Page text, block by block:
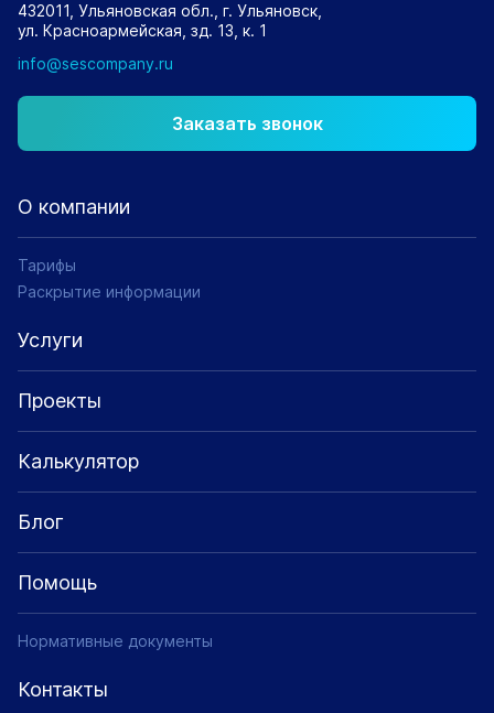
О компании
Тарифы
Раскрытие информации
Услуги
Проекты
Калькулятор
Блог
Помощь
Нормативные документы
Контакты
432011, Ульяновская обл., г. Ульяновск,
ул. Красноармейская, зд. 13, к. 1
info@sescompany.ru
Заказать звонок